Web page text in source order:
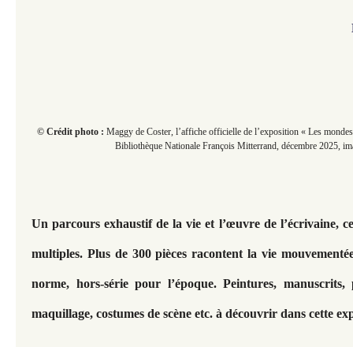
© Crédit photo : Maggy de Coster, l’affiche officielle de l’exposition « Les
Bibliothèque Nationale François Mitterrand, décembre 2025,
Un parcours exhaustif de la vie et l’œuvre de l’écrivaine,
multiples. Plus de 300 pièces racontent la vie
norme, hors-série pour l’époque. Peintures, manuscrits,
maquillage, costumes de scène etc. à découvrir dans cette